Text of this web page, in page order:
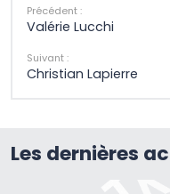
Précédent :
Valérie Lucchi
Suivant :
Christian Lapierre
Les dernières